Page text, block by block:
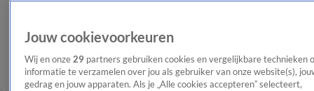
Jouw cookievoorkeuren
Wij en onze 29 partners gebruiken cookies en vergelijkbare technieken
informatie te verzamelen over jou als gebruiker van onze website(s),
gedrag en jouw apparaten. Als je „Alle cookies accepteren” selecteert,